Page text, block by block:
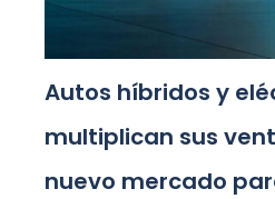
Autos híbridos y
multiplican sus
nuevo mercado